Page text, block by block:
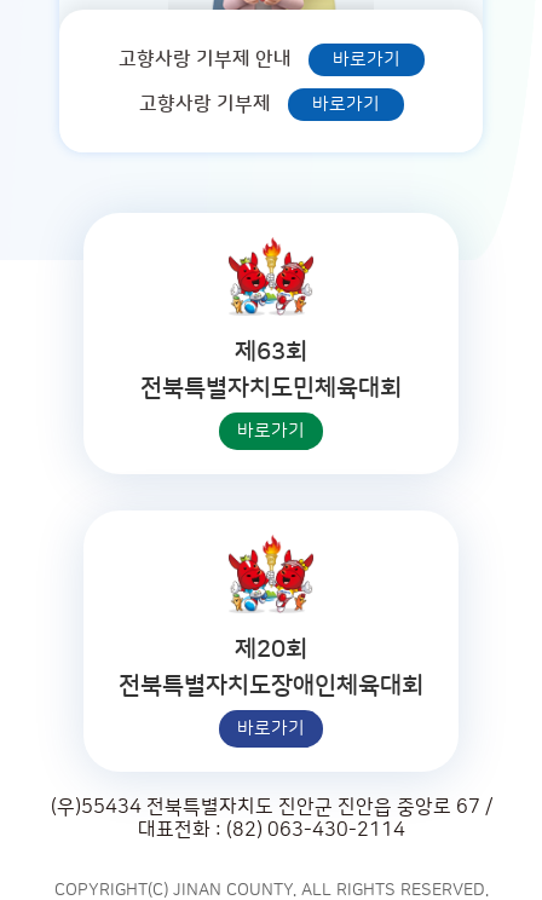
고향사랑 기부제 안내 바로가기
고향사랑 기부제 바로가기
제63회
전북특별자치도민체육대회
바로가기
제20회
전북특별자치도장애인체육대회
바로가기
(우)55434 전북특별자치도 진안군 진안읍 중앙로 67 /
대표전화 : (82) 063-430-2114
COPYRIGHT(C) JINAN COUNTY. ALL RIGHTS RESERVED.